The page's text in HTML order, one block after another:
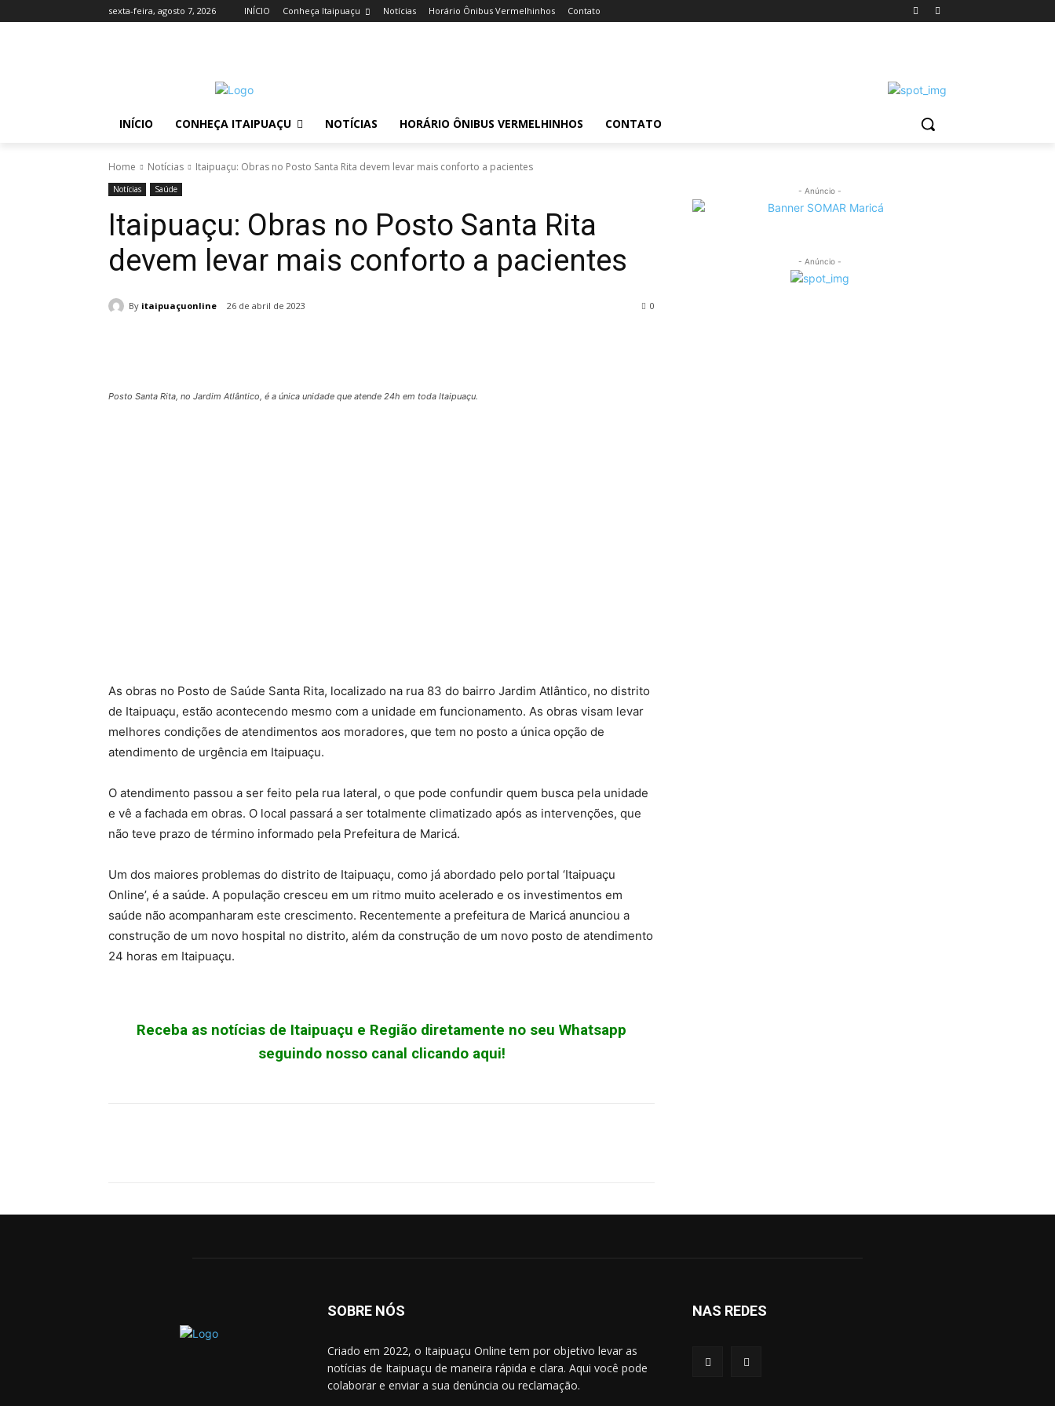
sexta-feira, agosto 7, 2026 INÍCIO Conheça Itaipuaçu Notícias Horário Ônibus Vermelhinhos Contato
INÍCIO CONHEÇA ITAIPUAÇU NOTÍCIAS HORÁRIO ÔNIBUS VERMELHINHOS CONTATO
Home Notícias Itaipuaçu: Obras no Posto Santa Rita devem levar mais conforto a pacientes
Notícias Saúde
Itaipuaçu: Obras no Posto Santa Rita
devem levar mais conforto a pacientes
By itaipuaçuonline 26 de abril de 2023 0
Posto Santa Rita, no Jardim Atlântico, é a única unidade que atende 24h em toda Itaipuaçu.
As obras no Posto de Saúde Santa Rita, localizado na rua 83 do bairro Jardim Atlântico, no distrito
de Itaipuaçu, estão acontecendo mesmo com a unidade em funcionamento. As obras visam levar
melhores condições de atendimentos aos moradores, que tem no posto a única opção de
atendimento de urgência em Itaipuaçu.
O atendimento passou a ser feito pela rua lateral, o que pode confundir quem busca pela unidade
e vê a fachada em obras. O local passará a ser totalmente climatizado após as intervenções, que
não teve prazo de término informado pela Prefeitura de Maricá.
Um dos maiores problemas do distrito de Itaipuaçu, como já abordado pelo portal ‘Itaipuaçu
Online’, é a saúde. A população cresceu em um ritmo muito acelerado e os investimentos em
saúde não acompanharam este crescimento. Recentemente a prefeitura de Maricá anunciou a
construção de um novo hospital no distrito, além da construção de um novo posto de atendimento
24 horas em Itaipuaçu.
Receba as notícias de Itaipuaçu e Região diretamente no seu Whatsapp
seguindo nosso canal clicando aqui!
- Anúncio -
- Anúncio -
SOBRE NÓS
Criado em 2022, o Itaipuaçu Online tem por objetivo levar as
notícias de Itaipuaçu de maneira rápida e clara. Aqui você pode
colaborar e enviar a sua denúncia ou reclamação.
NAS REDES